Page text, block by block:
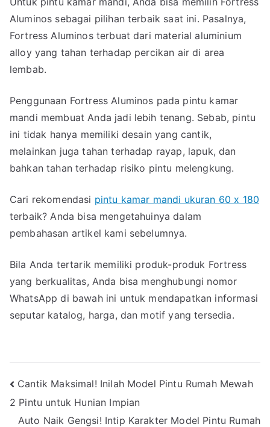
Aluminos sebagai pilihan terbaik saat ini. Pasalnya,
Fortress Aluminos terbuat dari material aluminium
alloy yang tahan terhadap percikan air di area
lembab.
Penggunaan Fortress Aluminos pada pintu kamar
mandi membuat Anda jadi lebih tenang. Sebab, pintu
ini tidak hanya memiliki desain yang cantik,
melainkan juga tahan terhadap rayap, lapuk, dan
bahkan tahan terhadap risiko pintu melengkung.
Cari rekomendasi pintu kamar mandi ukuran 60 x 180
terbaik? Anda bisa mengetahuinya dalam
pembahasan artikel kami sebelumnya.
Bila Anda tertarik memiliki produk-produk Fortress
yang berkualitas, Anda bisa menghubungi nomor
WhatsApp di bawah ini untuk mendapatkan informasi
seputar katalog, harga, dan motif yang tersedia.
Navigasi
pos
Cantik Maksimal! Inilah Model Pintu Rumah Mewah
2 Pintu untuk Hunian Impian
Auto Naik Gengsi! Intip Karakter Model Pintu Rumah